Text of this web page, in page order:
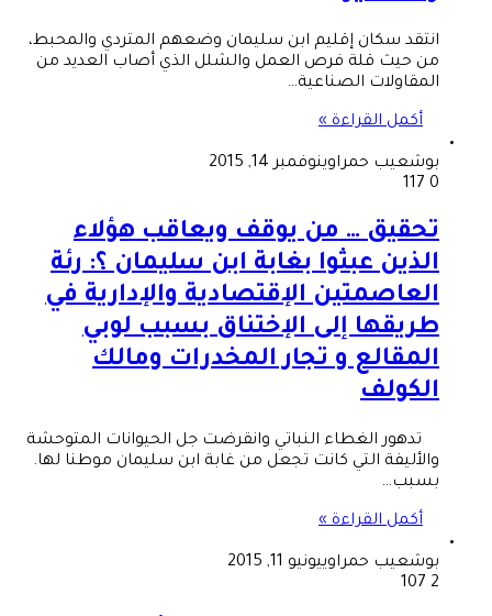
انتقد سكان إقليم ابن سليمان وضعهم المتردي والمحبط،
من حيث قلة فرص العمل والشلل الذي أصاب العديد من
المقاولات الصناعية…
أكمل القراءة »
بوشعيب حمراوينوفمبر 14, 2015
0
تحقيق … من يوقف ويعاقب هؤلاء
الذين عبثوا بغابة ابن سليمان ؟: رئة
العاصمتين الإقتصادية والإدارية في
طريقها إلى الإختناق بسبب لوبي
المقالع و تجار المخدرات ومالك
الكولف
تدهور الغطاء النباتي وانقرضت جل الحيوانات المتوحشة
والأليفة التي كانت تجعل من غابة ابن سليمان موطنا لها.
بسبب…
أكمل القراءة »
بوشعيب حمراوييونيو 11, 2015
2